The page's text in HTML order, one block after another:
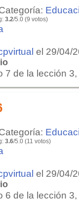
3.2/5.0 (9 votos)
el 29/04/
7 de la lección
3.6/5.0 (11 votos)
el 29/04/
6 de la lección